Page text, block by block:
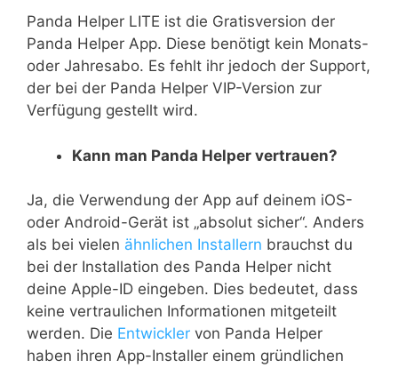
Panda Helper LITE ist die Gratisversion der
Panda Helper App. Diese benötigt kein Monats-
oder Jahresabo. Es fehlt ihr jedoch der Support,
der bei der Panda Helper VIP-Version zur
Verfügung gestellt wird.
Kann man Panda Helper vertrauen?
Ja, die Verwendung der App auf deinem iOS-
oder Android-Gerät ist „absolut sicher“. Anders
als bei vielen ähnlichen Installern brauchst du
bei der Installation des Panda Helper nicht
deine Apple-ID eingeben. Dies bedeutet, dass
keine vertraulichen Informationen mitgeteilt
werden. Die Entwickler von Panda Helper
haben ihren App-Installer einem gründlichen